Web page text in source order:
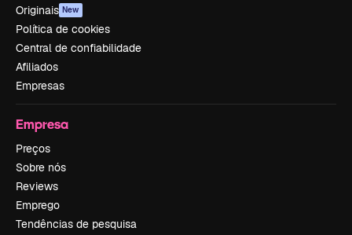
Originais New
Política de cookies
Central de confiabilidade
Afiliados
Empresas
Empresa
Preços
Sobre nós
Reviews
Emprego
Tendências de pesquisa